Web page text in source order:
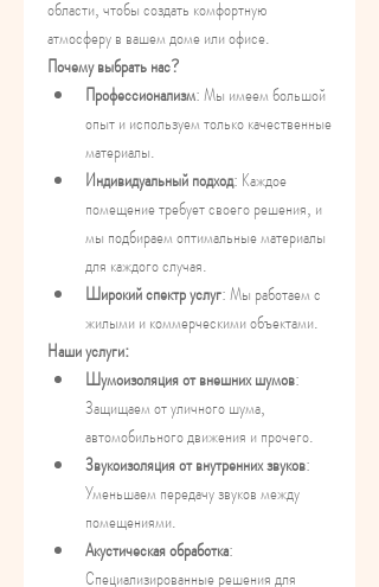
области, чтобы создать комфортную
атмосферу в вашем доме или офисе.
Почему выбрать нас?
Профессионализм: Мы имеем большой
опыт и используем только качественные
материалы.
Индивидуальный подход: Каждое
помещение требует своего решения, и
мы подбираем оптимальные материалы
для каждого случая.
Широкий спектр услуг: Мы работаем с
жилыми и коммерческими объектами.
Наши услуги:
Шумоизоляция от внешних шумов:
Защищаем от уличного шума,
автомобильного движения и прочего.
Звукоизоляция от внутренних звуков:
Уменьшаем передачу звуков между
помещениями.
Акустическая обработка:
Специализированные решения для